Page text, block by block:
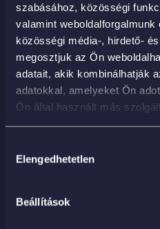
szabásához, közösségi
valamint
közösségi média-, hirdető-
megosztjuk az Ön
adatait, akik kombinálhatják
adatokkal, amelyeket Ön
Ön által használt más
kiválasztása
Elengedhetetlen
Beállítások
MICRON HD
3